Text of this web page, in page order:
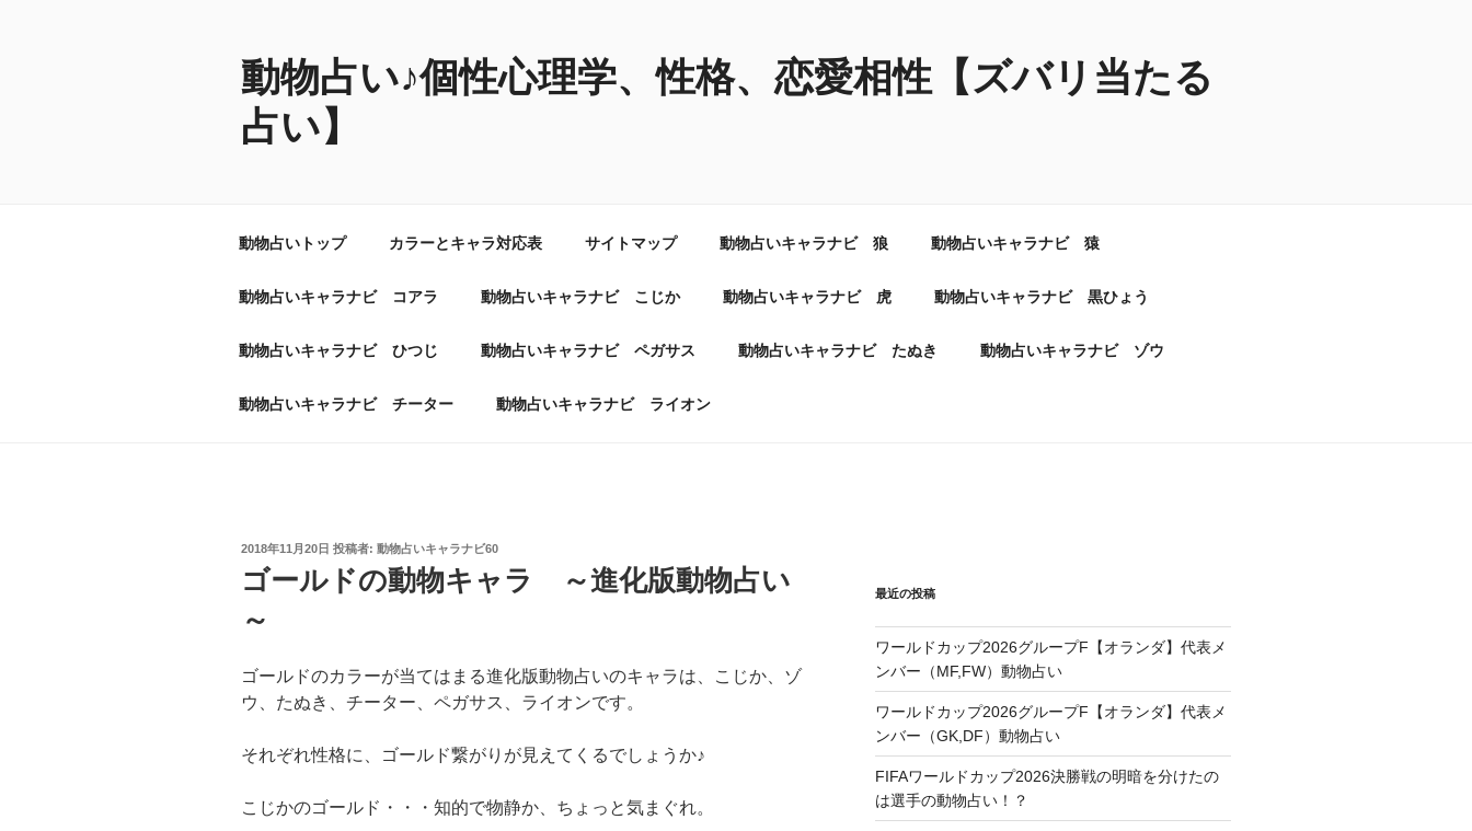
動物占い♪個性心理学、性格、恋愛相性【ズバリ当たる
占い】
動物占いトップ カラーとキャラ対応表 サイトマップ 動物占いキャラナビ 狼 動物占いキャラナビ 猿
動物占いキャラナビ コアラ 動物占いキャラナビ こじか 動物占いキャラナビ 虎 動物占いキャラナビ 黒ひょう
動物占いキャラナビ ひつじ 動物占いキャラナビ ペガサス 動物占いキャラナビ たぬき 動物占いキャラナビ ゾウ
動物占いキャラナビ チーター 動物占いキャラナビ ライオン
投
2018年11月20日 投稿者: 動物占いキャラナビ60
ゴールドの動物キャラ ～進化版動物占い
～
ゴールドのカラーが当てはまる進化版動物占いのキャラは、こじか、ゾ
ウ、たぬき、チーター、ペガサス、ライオンです。
それぞれ性格に、ゴールド繋がりが見えてくるでしょうか♪
こじかのゴールド・・・知的で物静か、ちょっと気まぐれ。
最近の投稿
ワールドカップ2026グループF【オランダ】代表メ
ンバー（MF,FW）動物占い
ワールドカップ2026グループF【オランダ】代表メ
ンバー（GK,DF）動物占い
FIFAワールドカップ2026決勝戦の明暗を分けたの
は選手の動物占い！？